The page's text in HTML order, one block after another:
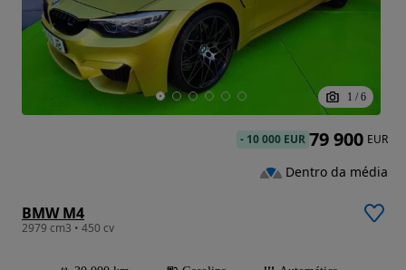
1 / 6
BMW M4
2979 cm3 • 450 cv
- 10 000 EUR 79 900 EUR
Dentro da média